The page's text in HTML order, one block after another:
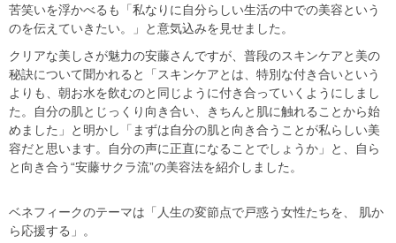
苦笑いを浮かべるも「私なりに自分らしい生活の中での美容という
のを伝えていきたい。」と意気込みを見せました。
クリアな美しさが魅力の安藤さんですが、普段のスキンケアと美の
秘訣について聞かれると「スキンケアとは、特別な付き合いという
よりも、朝お水を飲むのと同じように付き合っていくようにしまし
た。自分の肌とじっくり向き合い、きちんと肌に触れることから始
めました」と明かし「まずは自分の肌と向き合うことが私らしい美
容だと思います。自分の声に正直になることでしょうか」と、自ら
と向き合う“安藤サクラ流”の美容法を紹介しました。
ベネフィークのテーマは「人生の変節点で戸惑う女性たちを、 肌か
ら応援する」。